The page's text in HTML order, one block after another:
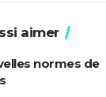
aimer
normes de